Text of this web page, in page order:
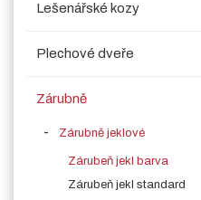
Lešenářské kozy
Plechové dveře
Zárubně
Zárubně jeklové
Zárubeň jekl barva
Zárubeň jekl standard